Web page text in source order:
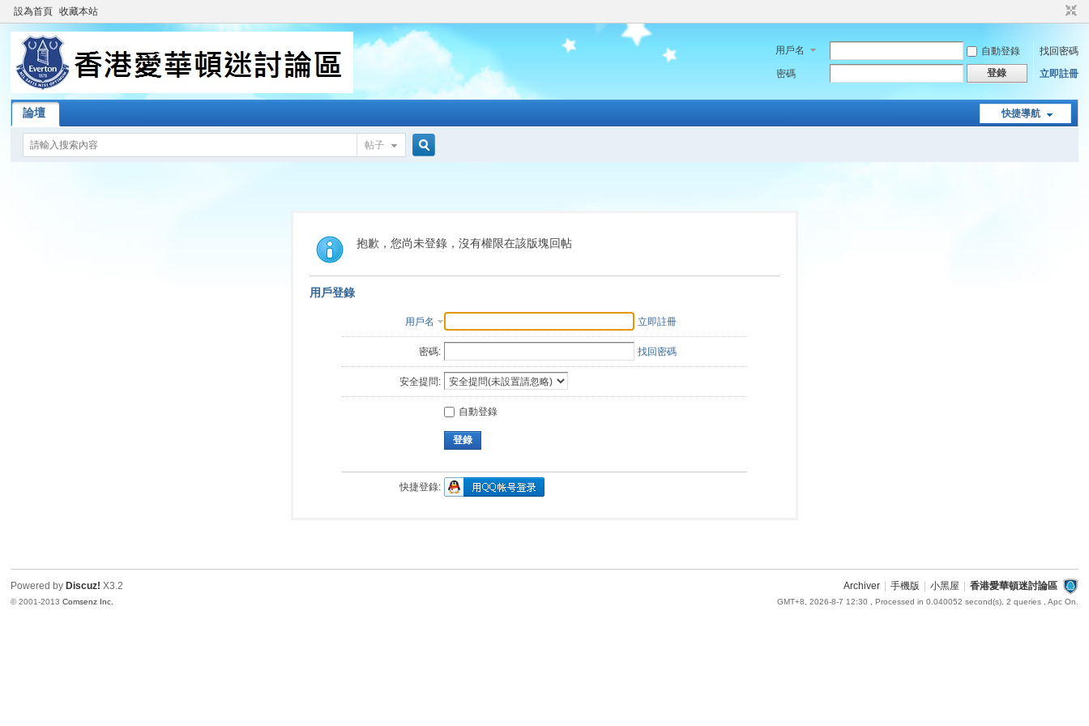
設為首頁 收藏本站
用戶名 自動登錄
找回密碼
密碼
登錄 立即註冊
快捷導航
論壇
帖子
索
抱歉，您尚未登錄，沒有權限在該版塊回帖
用戶登錄
用戶名 立即註冊
密碼: 找回密碼
安全提問:
自動登錄
登錄
快捷登錄:
Archiver 手機版 小黑屋 香港愛華頓迷討論區
GMT+8, 2026-8-7 12:30 , Processed in 0.040052 second(s), 2 queries , Apc On.
Powered by Discuz! X3.2
© 2001-2013Comsenz Inc.